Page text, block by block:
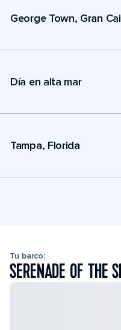
George Town, Gran
Día en alta mar
Tampa, Florida
Tu barco:
SERENADE OF THE